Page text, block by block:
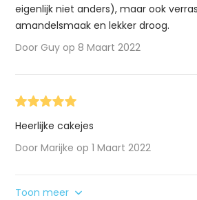
eigenlijk niet anders), maar ook
amandelsmaak en lekker droog.
Door Guy op 8 Maart 2022
Heerlijke cakejes
Door Marijke op 1 Maart 2022
Toon meer